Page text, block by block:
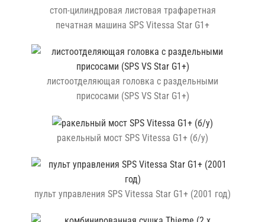
стоп-цилиндровая листовая трафаретная
печатная машина SPS Vitessa Star G1+
листоотделяющая головка с раздельными
присосами (SPS VS Star G1+)
ракельный мост SPS Vitessa G1+ (б/у)
пульт управления SPS Vitessa Star G1+ (2001 год)